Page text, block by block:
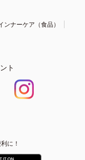
ンナーケア（食品）
ト
に！